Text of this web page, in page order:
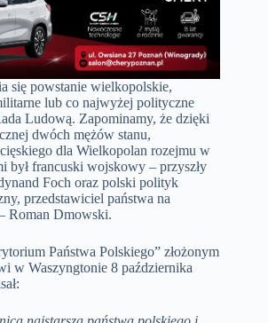
się powstanie wielkopolskie,
lub co najwyżej polityczne
Ludową. Zapominamy, że dzięki
dwóch mężów stanu,
dla Wielkopolan rozejmu w
był francuski wojskowy – przyszły
Foch oraz polski polityk
przedstawiciel państwa na
Roman Dmowski.
Państwa Polskiego” złożonym
w Waszyngtonie 8 października